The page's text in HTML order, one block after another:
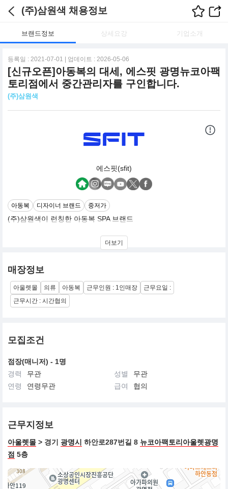
(주)삼원색 채용정보
브랜드정보 상세요강 기업소개
등록일 : 2021-07-01 | 업데이트 : 2026-05-06
[신규오픈]아동복의 대세, 에스핏 광명뉴코아팩
토리점에서 중간관리자를 구인합니다.
(주)삼원색
에스핏(sfit)
아동복 디자이너 브랜드 중저가
(주)삼원색이 런칭한 아동복 SPA 브랜드
SMART(최고의 합리적인 가격) + FIT(고객과 잘 맞는다)
SPEED(최신 트랜드)
3S 요소를 패션과 믹스하여 고객의 니즈를 최대한 반영하는 아동패
션 브랜드
스포티브 스트릿,
트렌디 프레피의 네가지 라인과 베이직, 라운지, 데님, 프로모션, 잡
특화된 카테고리를 통해, 항상 신선한 메가 트렌드를 전개.
▷ 타깃 프라이스 존: 중저가
▷ 타깃에이지 : TODLKIDS(1~8세), TWEENS(9~13세)
▷ 특징: 18명의 디자이너가 매일 신선한 스타일 기획,발주
시즌 기획이 아닌 철저한 월별 기획 시스템 구축
다품종,소량 2주내 최저가 생산
아동최초의 패스트패션도입
중국 청도 자가공장을 활용한 직소싱 시스템 구축
더보기
매장정보
아울렛몰 의류 아동복 근무인원 : 1인매장
근무요일 :
근무시간 : 시간협의
모집조건
점장(매니저) - 1명
경력
무관 성별
무관
연령
연령무관 급여 협의
근무지정보
아울렛몰 > 경기 광명시 하안로287번길 8 뉴코아팩토리아울렛광명
점 5층